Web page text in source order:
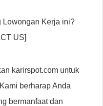
Lowongan Kerja ini?
US]
karirspot.com untuk
berharap Anda
bermanfaat dan